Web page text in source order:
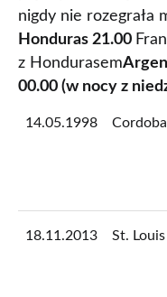
nigdy nie rozegrała
Honduras 21.00
z Hondurasem
00.00 (w nocy z
14.05.1998 Cordoba
18.11.2013 St. Louis